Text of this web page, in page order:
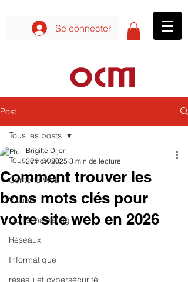
Se connecter
Post
Tous les posts
Contenu Web
Visuels
Outils marketing
Réseaux
Informatique
réseau et cybersécurité
Tous les posts
Comment trouver les
bons mots clés pour
votre site web en 2026
Brigitte Dijon
28 nov. 2025 3 min de lecture